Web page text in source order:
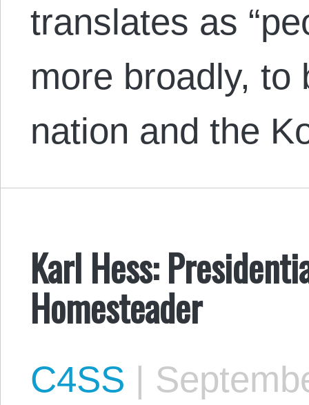
translates as
more broadly, to
nation and the
Karl Hess:
Homesteader
C4SS |